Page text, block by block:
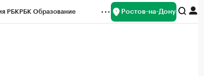
РБКРБК Образование Ростов-на-Дону